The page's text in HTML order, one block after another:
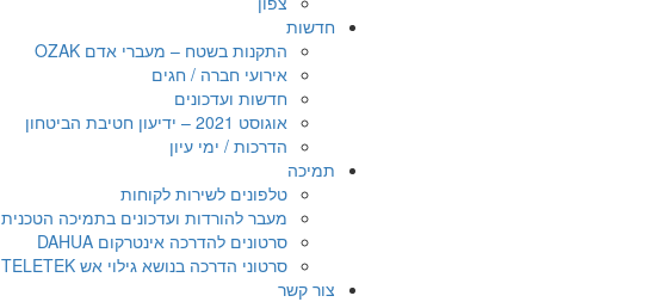
חדשות
התקנות בשטח – מעברי אדם OZAK
אירועי חברה / חגים
חדשות ועדכונים
אוגוסט 2021 – ידיעון חטיבת הביטחון
הדרכות / ימי עיון
תמיכה
טלפונים לשירות לקוחות
מעבר להורדות ועדכונים בתמיכה הטכנית
סרטונים להדרכה אינטרקום DAHUA
סרטוני הדרכה בנושא גילוי אש TELETEK
צור קשר